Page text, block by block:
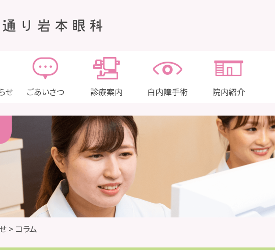
せ ごあいさつ 診療案内 白内障手術 院内紹介
> コラム